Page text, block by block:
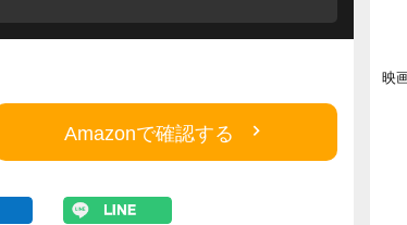
Amazonで確認する
映